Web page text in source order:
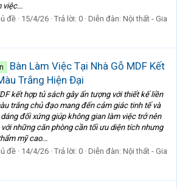
việc...
đề 15/4/26 Trả lời: 0 Diễn đàn: Nội thất - Gia
Bàn Làm Việc Tại Nhà Gỗ MDF Kết
Trắng Hiện Đại
kết hợp tủ sách gây ấn tượng với thiết kế liền
trắng chủ đạo mang đến cảm giác tinh tế và
đối xứng giúp không gian làm việc trở nên
với những căn phòng cần tối ưu diện tích nhưng
mỹ cao...
đề 14/4/26 Trả lời: 0 Diễn đàn: Nội thất - Gia